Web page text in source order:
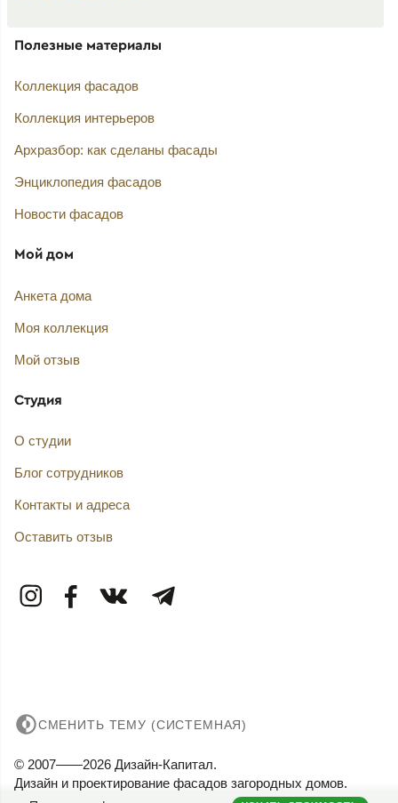
Полезные материалы
Коллекция фасадов
Коллекция интерьеров
Архразбор: как сделаны фасады
Энциклопедия фасадов
Новости фасадов
Мой дом
Анкета дома
Моя коллекция
Мой отзыв
Студия
О студии
Блог сотрудников
Контакты и адреса
Оставить отзыв
СМЕНИТЬ ТЕМУ (СИСТЕМНАЯ)
© 2007——2026 Дизайн-Капитал.
Дизайн и проектирование фасадов загородных домов.